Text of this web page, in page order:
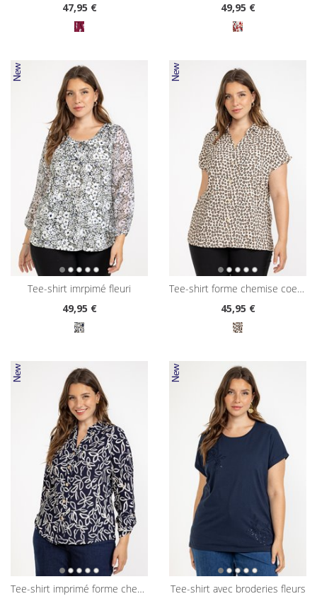
47,95 €
49,95 €
tee-shirt imrpimé fleuri
49,95 €
tee-shirt forme chemise coeurs léopard
45,95 €
tee-shirt imprimé forme chemise
tee-shirt avec broderies fleurs